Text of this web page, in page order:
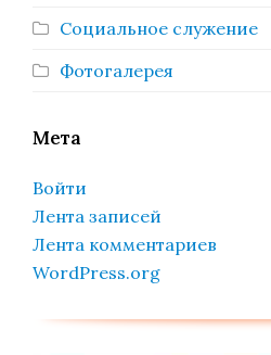
Социальное служение
Фотогалерея
Мета
Войти
Лента записей
Лента комментариев
WordPress.org